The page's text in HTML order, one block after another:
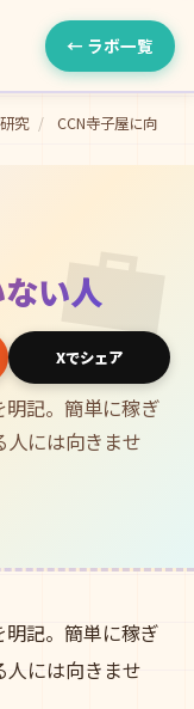
← ラボ一覧
究 /
CCN寺子屋に向
💼
い人
Xでシェア
明記。簡単に稼ぎ
には向きませ
記。簡単に稼ぎ
人には向きませ